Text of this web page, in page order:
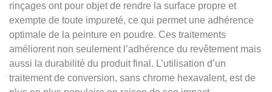
rinçages ont pour objet de rendre la surface propre et
exempte de toute impureté, ce qui permet une adhérence
optimale de la peinture en poudre. Ces traitements
améliorent non seulement l’adhérence du revêtement mais
aussi la durabilité du produit final. L’utilisation d’un
traitement de conversion, sans chrome hexavalent, est de